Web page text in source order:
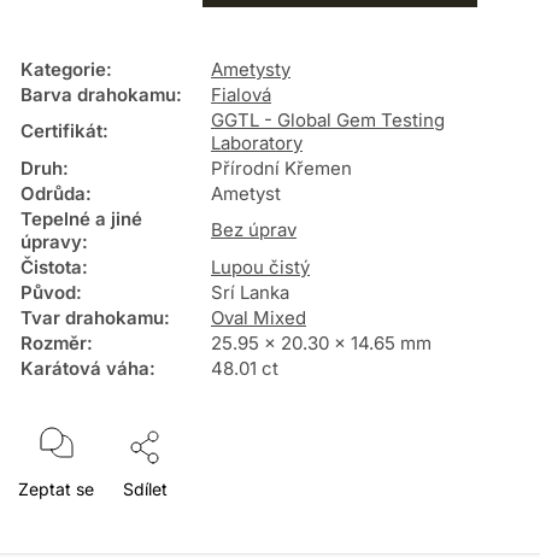
Kategorie:
Ametysty
Barva drahokamu:
Fialová
Certifikát:
GGTL - Global Gem Testing
Laboratory
Druh:
Přírodní Křemen
Odrůda:
Ametyst
Tepelné a jiné
úpravy:
Bez úprav
Čistota:
Lupou čistý
Původ:
Srí Lanka
Tvar drahokamu:
Oval Mixed
Rozměr:
25.95 x 20.30 x 14.65 mm
Karátová váha: 48.01 ct
Zeptat se Sdílet